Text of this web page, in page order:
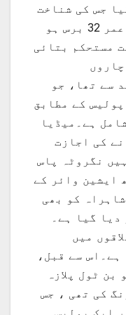
جس کی شناخت
کلدیپ راج ولد سبھاش چندر عمر 32 برس ہو
مستحکم بتائی
سے تھا، جو
کے مطابق
ہے۔میڈیا
کی اجازت
نگروٹہ پاس
ایشین وائر کے
کو بھی
دیا گیا ہے۔
میں
سے قبل،
جنوری کو بن ٹول پلازہ
کی تھی ، جس